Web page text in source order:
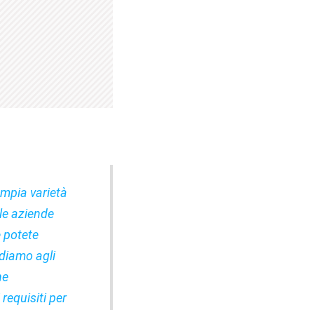
varietà
aziende
potete
agli
per